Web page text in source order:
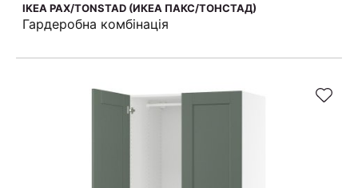
IKEA PAX/TONSTAD (ИКЕА ПАКС/ТОНСТАД)
Гардеробна комбінація